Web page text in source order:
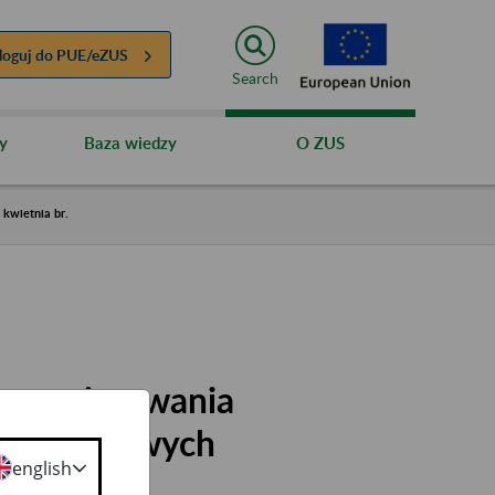
do PUE/eZUS
Search
Baza wiedzy O ZUS
kwietnia br.
przyjmowania
br.
english